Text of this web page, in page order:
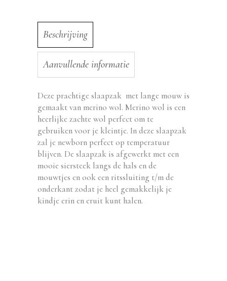
Beschrijving
Aanvullende informatie
Deze prachtige slaapzak met lange mouw is
gemaakt van merino wol. Merino wol is een
heerlijke zachte wol perfect om te
gebruiken voor je kleintje. In deze slaapzak
zal je newborn perfect op temperatuur
blijven. De slaapzak is afgewerkt met een
mooie siersteek langs de hals en de
mouwtjes en ook een ritssluiting t/m de
onderkant zodat je heel gemakkelijk je
kindje erin en eruit kunt halen.